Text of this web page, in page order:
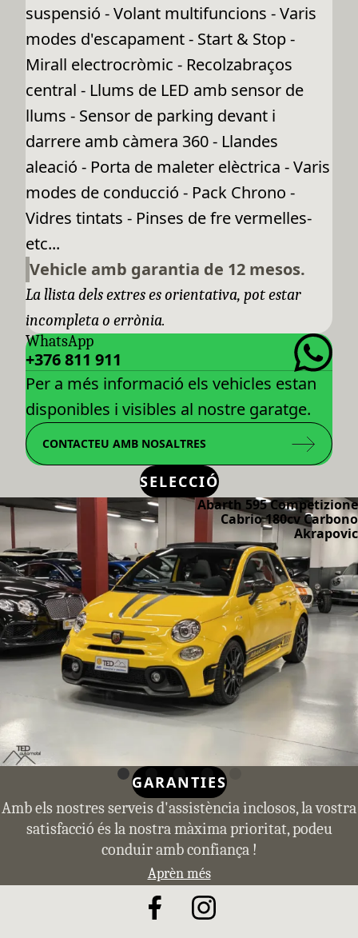
suspensió - Volant multifuncions - Varis
modes d'escapament - Start & Stop -
Mirall electrocròmic - Recolzabraços
central - Llums de LED amb sensor de
llums - Sensor de parking devant i
darrere amb càmera 360 - Llandes
aleació - Porta de maleter elèctrica - Varis
modes de conducció - Pack Chrono -
Vidres tintats - Pinses de fre vermelles-
etc...
Vehicle amb garantia de 12 mesos.
La llista dels extres es orientativa, pot estar
incompleta o errònia.
WhatsApp
+376 811 911
Per a més informació els vehicles estan
disponibles i visibles al nostre garatge.
CONTACTEU AMB NOSALTRES
SELECCIÓ
Abarth 595 Competizione
Cabrio 180cv Carbono
Akrapovic
GARANTIES
Amb els nostres serveis d'assistència inclosos, la vostra
satisfacció és la nostra màxima prioritat, podeu
conduir amb confiança !
Aprèn més